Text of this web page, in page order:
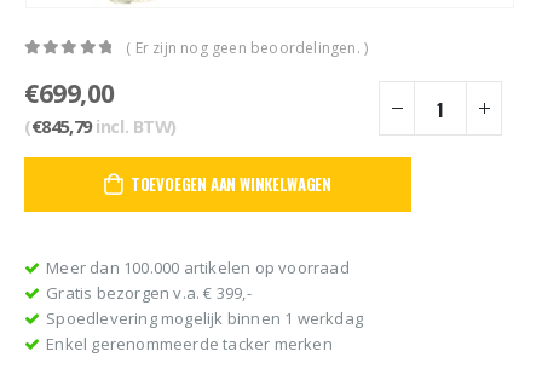
( Er zijn nog geen beoordelingen. )
€699,00
(€845,79incl. BTW)
TOEVOEGEN AAN WINKELWAGEN
Meer dan 100.000 artikelen op voorraad
Gratis bezorgen v.a. € 399,-
Spoedlevering mogelijk binnen 1 werkdag
Enkel gerenommeerde tacker merken